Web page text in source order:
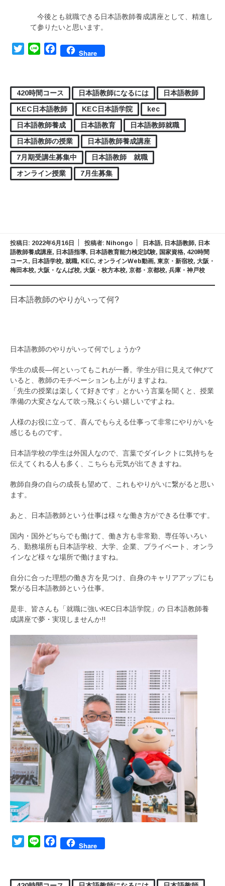
今後とも就職できる日本語教師養成講座として、精進し
て参りたいと思います。
TwitterLine FacebookShare
420時間コース 日本語教師になるには
日本語教師
KEC日本語教師
KEC日本語学院
kec
日本語教師養成
日本語教育
日本語教師就職
日本語教師の授業
日本語教師養成講座
7月期受講生募集中
日本語教師 就職
オンライン授業
7月生募集
投稿日: 2022年6月16日 投稿者: Nihongo 日本語, 日本語教師, 日本
語教師養成講座, 日本語指導, 日本語教育能力検定試験, 国家資格, 420時間
コース, 日本語学校, 就職, KEC, オンラインWeb動画, 東京・新宿校, 大阪・
梅田本校, 大阪・なんば校, 大阪・枚方本校, 京都・京都校, 兵庫・神戸校
日本語教師のやりがいって何?
日本語教師のやりがいって何でしょうか?
学生の成長―何といってもこれが一番。学生が目に見えて伸びて
いると、教師のモチベーションも上がりますよね。
「先生の授業は楽しくて好きです」とかいう言葉を聞くと、授業
準備の大変さなんて吹っ飛ぶくらい嬉しいですよね。
人様のお役に立って、喜んでもらえる仕事って非常にやりがいを
感じるものです。
日本語学校の学生は外国人なので、言葉でダイレクトに気持ちを
伝えてくれる人も多く、こちらも元気が出てきますね。
教師自身の自らの成長も望めて、これもやりがいに繋がると思い
ます。
あと、日本語教師という仕事は様々な働き方ができる仕事です。
国内・国外どちらでも働けて、働き方も非常勤、専任等いろい
ろ、勤務場所も日本語学校、大学、企業、プライベート、オンラ
インなど様々な場所で働けますね。
自分に合った理想の働き方を見つけ、自身のキャリアアップにも
繋がる日本語教師という仕事。
是非、皆さんも「就職に強いKEC日本語学院」の 日本語教師養
成講座で夢・実現しませんか!!
TwitterLine FacebookShare